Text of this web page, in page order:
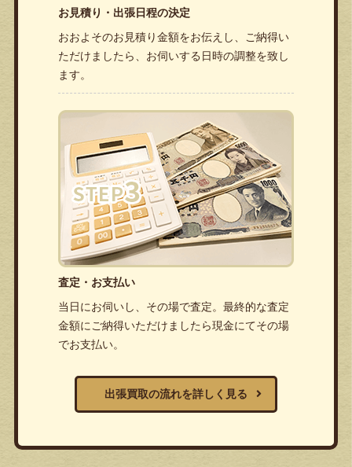
お見積り・出張日程の決定
おおよそのお見積り金額をお伝えし、ご納得い
ただけましたら、お伺いする日時の調整を致し
ます。
査定・お支払い
当日にお伺いし、その場で査定。最終的な査定
金額にご納得いただけましたら現金にてその場
でお支払い。
出張買取の流れを詳しく見る